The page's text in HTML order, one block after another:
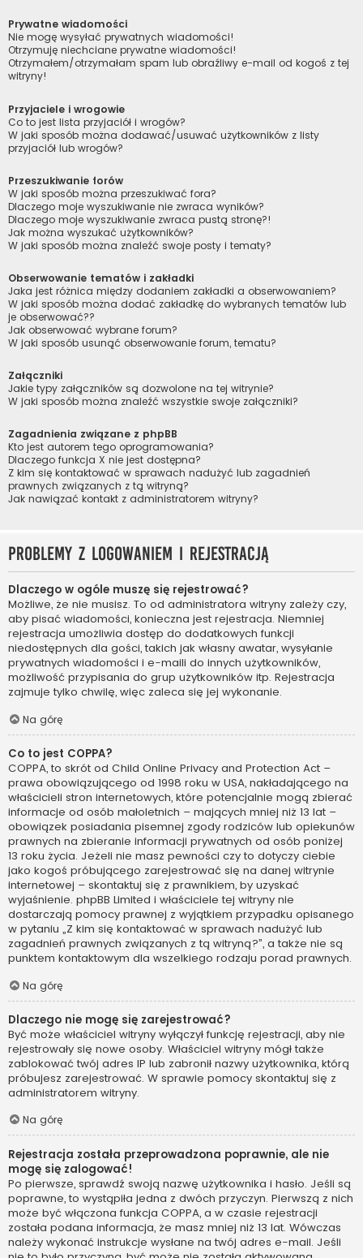
Prywatne wiadomości
Nie mogę wysyłać prywatnych wiadomości!
Otrzymuję niechciane prywatne wiadomości!
Otrzymałem/otrzymałam spam lub obraźliwy e-mail od kogoś z tej
witryny!
Przyjaciele i wrogowie
Co to jest lista przyjaciół i wrogów?
W jaki sposób można dodawać/usuwać użytkowników z listy
przyjaciół lub wrogów?
Przeszukiwanie forów
W jaki sposób można przeszukiwać fora?
Dlaczego moje wyszukiwanie nie zwraca wyników?
Dlaczego moje wyszukiwanie zwraca pustą stronę?!
Jak można wyszukać użytkowników?
W jaki sposób można znaleźć swoje posty i tematy?
Obserwowanie tematów i zakładki
Jaka jest różnica między dodaniem zakładki a obserwowaniem?
W jaki sposób można dodać zakładkę do wybranych tematów lub
je obserwować??
Jak obserwować wybrane forum?
W jaki sposób usunąć obserwowanie forum, tematu?
Załączniki
Jakie typy załączników są dozwolone na tej witrynie?
W jaki sposób można znaleźć wszystkie swoje załączniki?
Zagadnienia związane z phpBB
Kto jest autorem tego oprogramowania?
Dlaczego funkcja X nie jest dostępna?
Z kim się kontaktować w sprawach nadużyć lub zagadnień
prawnych związanych z tą witryną?
Jak nawiązać kontakt z administratorem witryny?
Problemy z logowaniem i rejestracją
Dlaczego w ogóle muszę się rejestrować?
Możliwe, że nie musisz. To od administratora witryny zależy czy,
aby pisać wiadomości, konieczna jest rejestracja. Niemniej
rejestracja umożliwia dostęp do dodatkowych funkcji
niedostępnych dla gości, takich jak własny awatar, wysyłanie
prywatnych wiadomości i e-maili do innych użytkowników,
możliwość przypisania do grup użytkowników itp. Rejestracja
zajmuje tylko chwilę, więc zaleca się jej wykonanie.
Na górę
Co to jest COPPA?
COPPA, to skrót od Child Online Privacy and Protection Act –
prawa obowiązującego od 1998 roku w USA, nakładającego na
właścicieli stron internetowych, które potencjalnie mogą zbierać
informacje od osób małoletnich – mających mniej niż 13 lat –
obowiązek posiadania pisemnej zgody rodziców lub opiekunów
prawnych na zbieranie informacji prywatnych od osób poniżej
13 roku życia. Jeżeli nie masz pewności czy to dotyczy ciebie
jako kogoś próbującego zarejestrować się na danej witrynie
internetowej – skontaktuj się z prawnikiem, by uzyskać
wyjaśnienie. phpBB Limited i właściciele tej witryny nie
dostarczają pomocy prawnej z wyjątkiem przypadku opisanego
w pytaniu „Z kim się kontaktować w sprawach nadużyć lub
zagadnień prawnych związanych z tą witryną?”, a także nie są
punktem kontaktowym dla wszelkiego rodzaju porad prawnych.
Na górę
Dlaczego nie mogę się zarejestrować?
Być może właściciel witryny wyłączył funkcję rejestracji, aby nie
rejestrowały się nowe osoby. Właściciel witryny mógł także
zablokować twój adres IP lub zabronił nazwy użytkownika, którą
próbujesz zarejestrować. W sprawie pomocy skontaktuj się z
administratorem witryny.
Na górę
Rejestracja została przeprowadzona poprawnie, ale nie
mogę się zalogować!
Po pierwsze, sprawdź swoją nazwę użytkownika i hasło. Jeśli są
poprawne, to wystąpiła jedna z dwóch przyczyn. Pierwszą z nich
może być włączona funkcja COPPA, a w czasie rejestracji
została podana informacja, że masz mniej niż 13 lat. Wówczas
należy wykonać instrukcje wysłane na twój adres e-mail. Jeśli